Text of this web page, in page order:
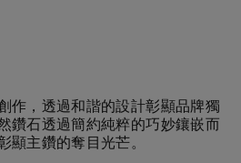
作，透過和諧的設計彰顯品牌獨
鑽石透過簡約純粹的巧妙鑲嵌而
顯主鑽的奪目光芒。